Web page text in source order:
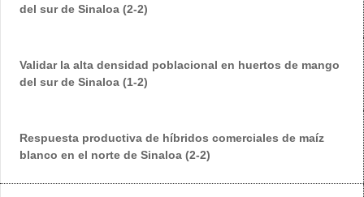
del sur de Sinaloa (2-2)
Validar la alta densidad poblacional en huertos de mango
del sur de Sinaloa (1-2)
Respuesta productiva de híbridos comerciales de maíz
blanco en el norte de Sinaloa (2-2)